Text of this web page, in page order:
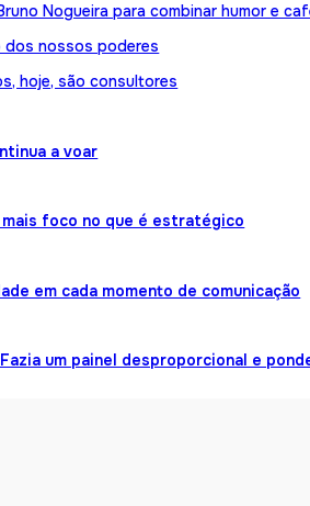
Nogueira para combinar humor e
dos nossos poderes
hoje, são consultores
a voar
foco no que é estratégico
em cada momento de comunicação
um painel desproporcional e